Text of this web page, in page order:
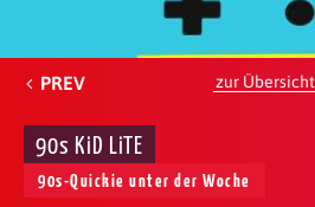
PREV zur Übersicht
90s KiD LiTE
90s-Quickie unter der Woche